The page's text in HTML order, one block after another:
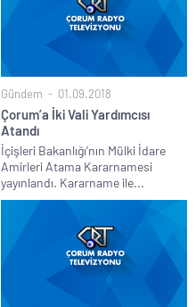
Gündem 01.09.2018
Çorum’a İki Vali Yardımcısı
Atandı
İçişleri Bakanlığı’nın Mülki İdare
Amirleri Atama Kararnamesi
yayınlandı. Kararname ile...